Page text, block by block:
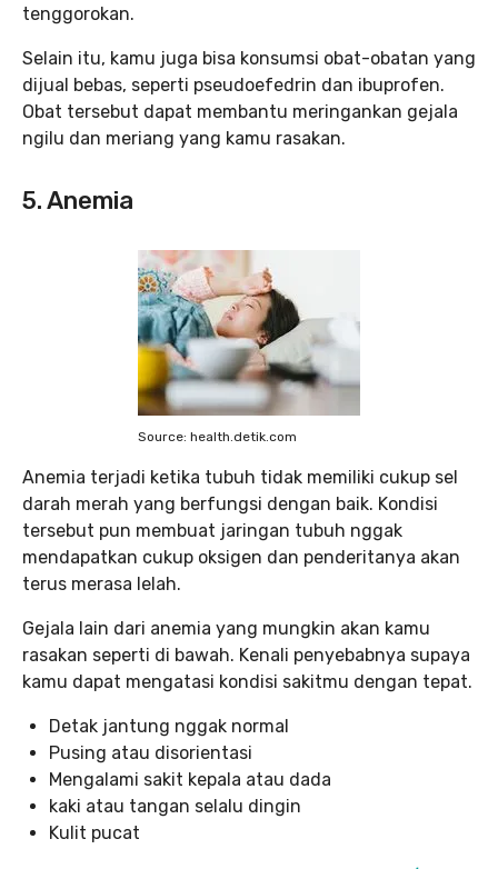
tenggorokan.
Selain itu, kamu juga bisa konsumsi obat-obatan yang
dijual bebas, seperti pseudoefedrin dan ibuprofen.
Obat tersebut dapat membantu meringankan gejala
ngilu dan meriang yang kamu rasakan.
5. Anemia
Source: health.detik.com
Anemia terjadi ketika tubuh tidak memiliki cukup sel
darah merah yang berfungsi dengan baik. Kondisi
tersebut pun membuat jaringan tubuh nggak
mendapatkan cukup oksigen dan penderitanya akan
terus merasa lelah.
Gejala lain dari anemia yang mungkin akan kamu
rasakan seperti di bawah. Kenali penyebabnya supaya
kamu dapat mengatasi kondisi sakitmu dengan tepat.
Detak jantung nggak normal
Pusing atau disorientasi
Mengalami sakit kepala atau dada
kaki atau tangan selalu dingin
Kulit pucat